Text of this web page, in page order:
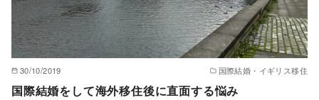
30/10/2019 国際結婚・イギリス移住
国際結婚をして海外移住後に直面する悩み